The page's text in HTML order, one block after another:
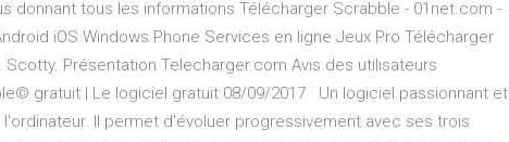
donnant tous les informations Télécharger Scrabble - 01net.com -
iOS Windows Phone Services en ligne Jeux Pro Télécharger
Présentation Telecharger.com Avis des utilisateurs
gratuit | Le logiciel gratuit 08/09/2017 · Un logiciel passionnant et
Il permet d'évoluer progressivement avec ses trois